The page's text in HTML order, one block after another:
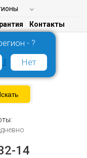
- ?
Нет
Контакты
14